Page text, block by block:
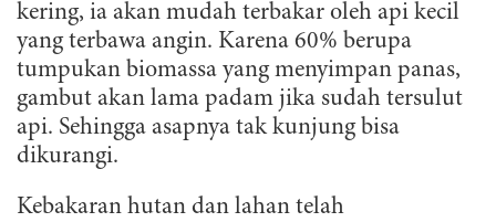
kering, ia akan mudah terbakar oleh api kecil
yang terbawa angin. Karena 60% berupa
tumpukan biomassa yang menyimpan panas,
gambut akan lama padam jika sudah tersulut
api. Sehingga asapnya tak kunjung bisa
dikurangi.
Kebakaran hutan dan lahan telah